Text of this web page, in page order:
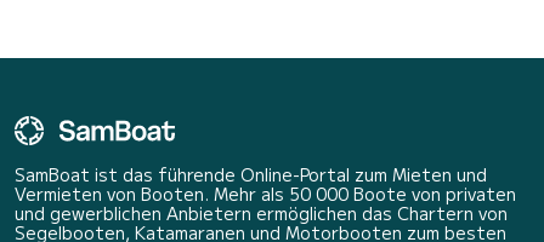
SamBoat ist das führende Online-Portal zum Mieten und
Vermieten von Booten. Mehr als 50 000 Boote von privaten
und gewerblichen Anbietern ermöglichen das Chartern von
Segelbooten, Katamaranen und Motorbooten zum besten